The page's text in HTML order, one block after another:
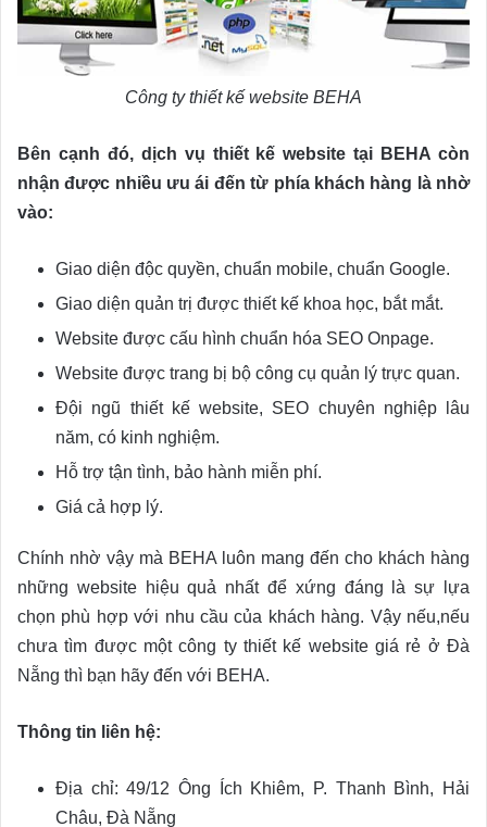
Công ty thiết kế website BEHA
Bên cạnh đó, dịch vụ thiết kế website tại BEHA còn
nhận được nhiều ưu ái đến từ phía khách hàng là nhờ
vào:
Giao diện độc quyền, chuẩn mobile, chuẩn Google.
Giao diện quản trị được thiết kế khoa học, bắt mắt.
Website được cấu hình chuẩn hóa SEO Onpage.
Website được trang bị bộ công cụ quản lý trực quan.
Đội ngũ thiết kế website, SEO chuyên nghiệp lâu
năm, có kinh nghiệm.
Hỗ trợ tận tình, bảo hành miễn phí.
Giá cả hợp lý.
Chính nhờ vậy mà BEHA luôn mang đến cho khách hàng
những website hiệu quả nhất để xứng đáng là sự lựa
chọn phù hợp với nhu cầu của khách hàng. Vậy nếu,nếu
chưa tìm được một công ty thiết kế website giá rẻ ở Đà
Nẵng thì bạn hãy đến với BEHA.
Thông tin liên hệ:
Địa chỉ: 49/12 Ông Ích Khiêm, P. Thanh Bình, Hải
Châu, Đà Nẵng